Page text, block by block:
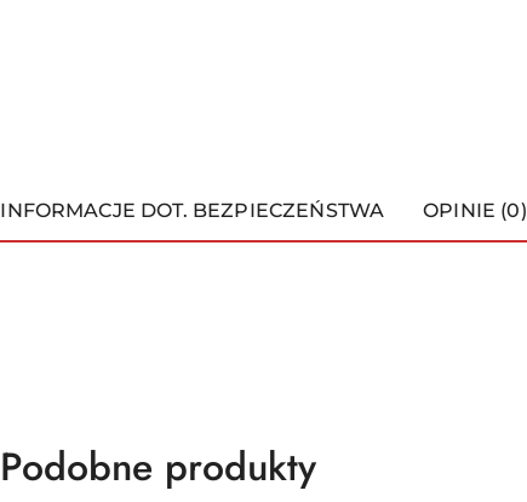
INFORMACJE DOT. BEZPIECZEŃSTWA OPINIE (0)
Produkty
Podobne produkty